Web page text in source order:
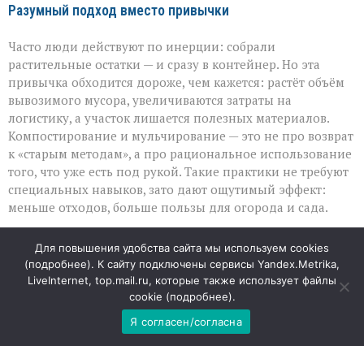
Разумный подход вместо привычки
Часто люди действуют по инерции: собрали
растительные остатки — и сразу в контейнер. Но эта
привычка обходится дороже, чем кажется: растёт объём
вывозимого мусора, увеличиваются затраты на
логистику, а участок лишается полезных материалов.
Компостирование и мульчирование — это не про возврат
к «старым методам», а про рациональное использование
того, что уже есть под рукой. Такие практики не требуют
специальных навыков, зато дают ощутимый эффект:
меньше отходов, больше пользы для огорода и сада.
В «ЭкоЦентре» подчёркивают: превращение
растительных остатков в ресурс — это не дополнительная
нагрузка, а способ сделать быт экологичнее и выгоднее.
И чем раньше эта привычка станет нормой, тем заметнее
будет результат — и для отдельного участка, и для
окружающей среды в целом.
Для повышения удобства сайта мы используем cookies
(подробнее). К сайту подключены сервисы Yandex.Metrika,
LiveInternet, top.mail.ru, которые также использует файлы
cookie (подробнее).
Я согласен/согласна